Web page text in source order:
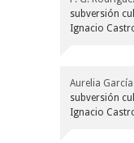
subversión
Ignacio
Aurelia García
subversión
Ignacio